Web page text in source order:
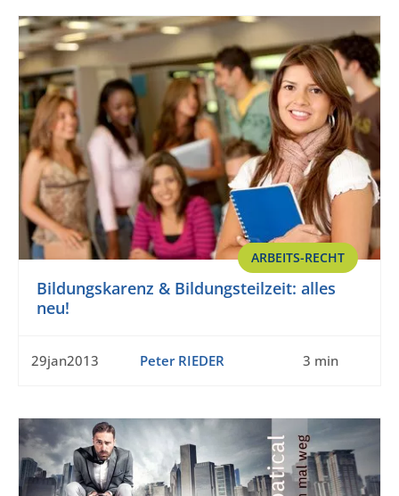
ARBEITS-RECHT
Bildungskarenz & Bildungsteilzeit: alles
neu!
29jan2013 Peter RIEDER 3 min